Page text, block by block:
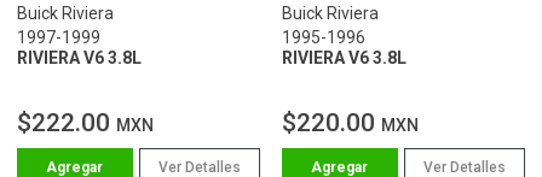
Buick Riviera
1997-1999
RIVIERA V6 3.8L
$222.00 MXN
Ver Detalles
Buick Riviera
1995-1996
RIVIERA V6 3.8L
$220.00 MXN
Ver Detalles